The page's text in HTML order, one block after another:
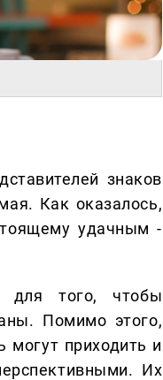
знаков
Как оказалось,
удачным -
для того, чтобы
Помимо этого,
могут приходить и
Их